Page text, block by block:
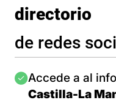
directorio
de redes
Imagen
Accede a al
Castilla-La